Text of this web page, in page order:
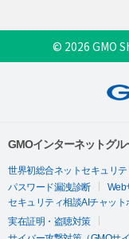
© 2026 GMO